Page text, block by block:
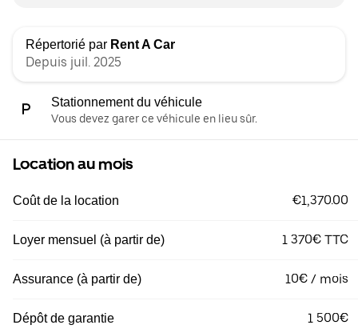
Répertorié par Rent A Car
Depuis juil. 2025
Stationnement du véhicule
Vous devez garer ce véhicule en lieu sûr.
Location au mois
Coût de la location €1,370.00
Loyer mensuel (à partir de) 1 370€ TTC
Assurance (à partir de) 10€ / mois
Dépôt de garantie 1 500€